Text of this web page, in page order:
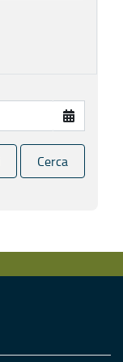
Cerca